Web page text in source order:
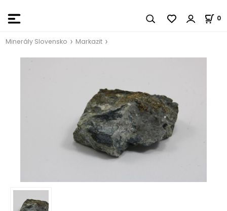
0
Minerály Slovensko Markazit